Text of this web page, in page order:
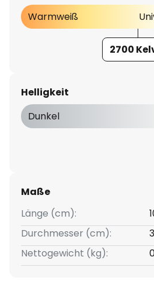
Warmweiß
2700
Helligkeit
Dunkel
Maße
Länge (cm):
Durchmesser (cm):
Nettogewicht (kg):